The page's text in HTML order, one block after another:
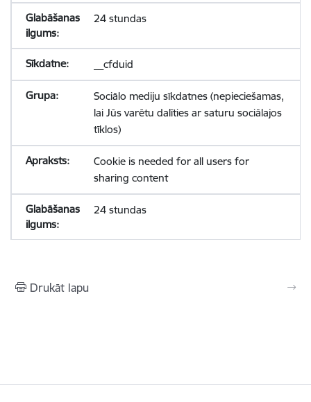
24 stundas
__cfduid
Sociālo mediju sīkdatnes (nepieciešamas,
lai Jūs varētu dalīties ar saturu sociālajos
tīklos)
Cookie is needed for all users for
sharing content
24 stundas
Drukāt lapu